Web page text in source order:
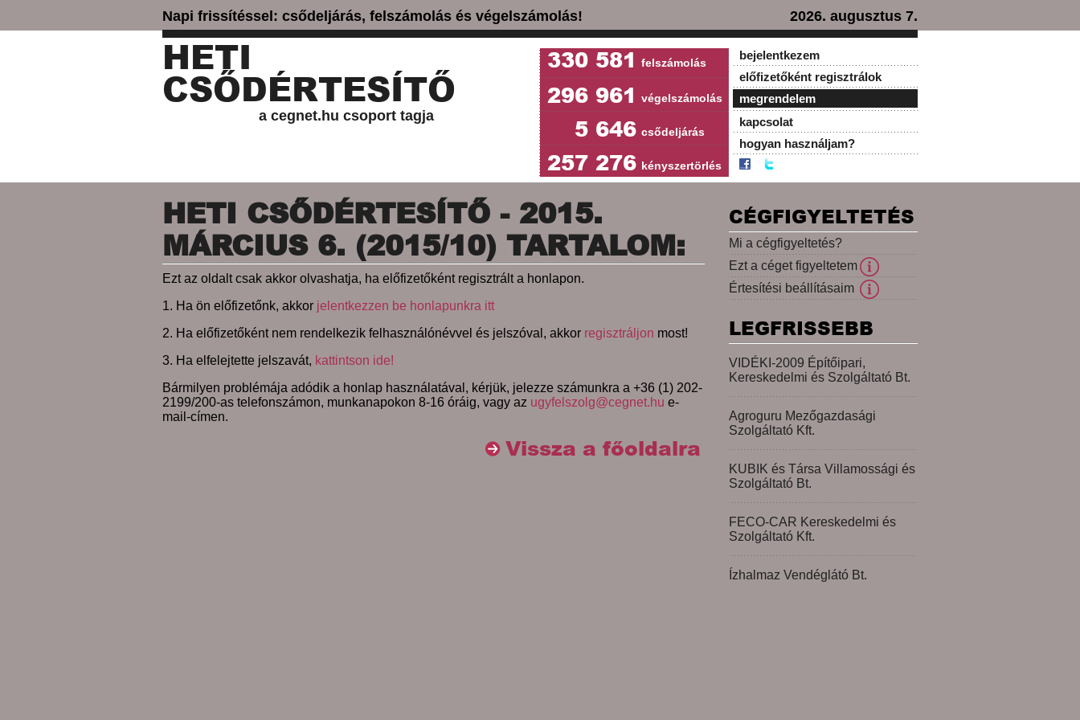
Napi frissítéssel: csődeljárás, felszámolás és végelszámolás! 2026. augusztus 7.
HETI
CSŐDÉRTESÍTŐ
a cegnet.hu csoport tagja
330 581 felszámolás
296 961 végelszámolás
5 646 csődeljárás
257 276 kényszertörlés
bejelentkezem
előfizetőként regisztrálok
megrendelem
kapcsolat
hogyan használjam?
HETI CSŐDÉRTESÍTŐ - 2015.
MÁRCIUS 6. (2015/10) TARTALOM:
Ezt az oldalt csak akkor olvashatja, ha előfizetőként regisztrált a honlapon.
1. Ha ön előfizetőnk, akkor jelentkezzen be honlapunkra itt
2. Ha előfizetőként nem rendelkezik felhasználónévvel és jelszóval, akkor regisztráljon most!
3. Ha elfelejtette jelszavát, kattintson ide!
Bármilyen problémája adódik a honlap használatával, kérjük, jelezze számunkra a +36 (1) 202-
2199/200-as telefonszámon, munkanapokon 8-16 óráig, vagy az ugyfelszolg@cegnet.hu e-
mail-címen.
Vissza a főoldalra
CÉGFIGYELTETÉS
Mi a cégfigyeltetés?
Ezt a céget figyeltetem
Értesítési beállításaim
LEGFRISSEBB
VIDÉKI-2009 Építőipari,
Kereskedelmi és Szolgáltató Bt.
Agroguru Mezőgazdasági
Szolgáltató Kft.
KUBIK és Társa Villamossági és
Szolgáltató Bt.
FECO-CAR Kereskedelmi és
Szolgáltató Kft.
Ízhalmaz Vendéglátó Bt.